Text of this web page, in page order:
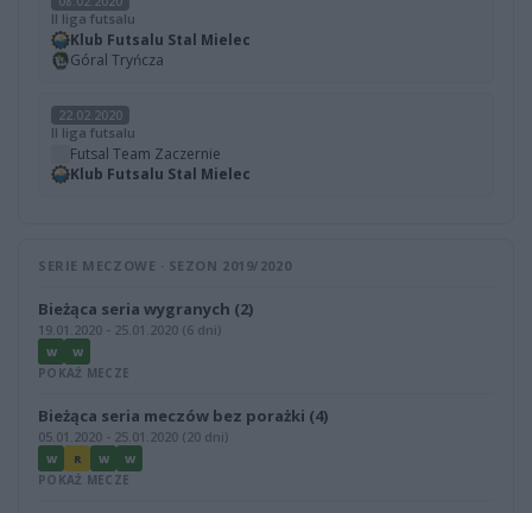
II liga futsalu
Klub Futsalu Stal Mielec
Góral Tryńcza
22.02.2020
II liga futsalu
Futsal Team Zaczernie
Klub Futsalu Stal Mielec
SERIE MECZOWE · SEZON 2019/2020
Bieżąca seria wygranych (2)
19.01.2020 - 25.01.2020 (6 dni)
W W
POKAŻ MECZE
Bieżąca seria meczów bez porażki (4)
05.01.2020 - 25.01.2020 (20 dni)
W R W W
POKAŻ MECZE